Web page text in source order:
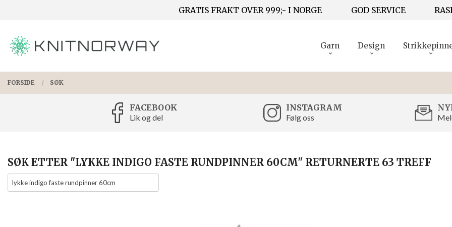
GRATIS FRAKT OVER 999;- I NORGE GOD SERVICE
PRODUKTER
Garn Design
FORSIDE SØK
FACEBOOK
Lik og del
INSTAGRAM
Følg oss
SØK ETTER "LYKKE INDIGO FASTE RUNDPINNER 60CM" RETURNERTE 63 TREFF